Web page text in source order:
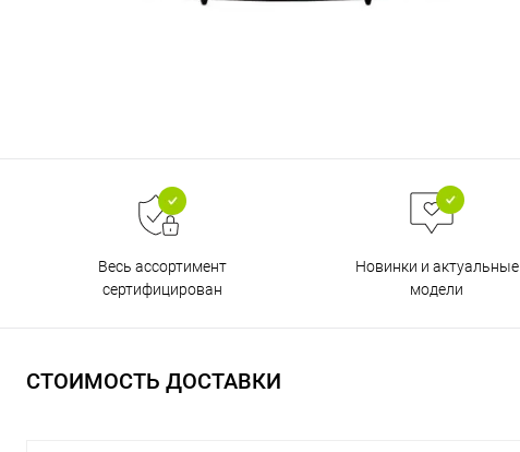
Весь ассортимент
сертифицирован
Новинки и актуальные
модели
СТОИМОСТЬ ДОСТАВКИ